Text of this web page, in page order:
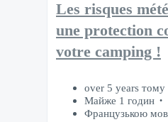
Les risques
une protection
votre camping !
over 5 years тому
Майже 1 годин
Французькою